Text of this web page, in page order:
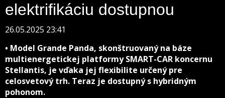
elektrifikáciu dostupnou
26.05.2025 23:41
• Model Grande Panda, skonštruovaný na báze
multienergetickej platformy SMART-CAR koncernu
Stellantis, je vďaka jej flexibilite určený pre
celosvetový trh. Teraz je dostupný s hybridným
pohonom.